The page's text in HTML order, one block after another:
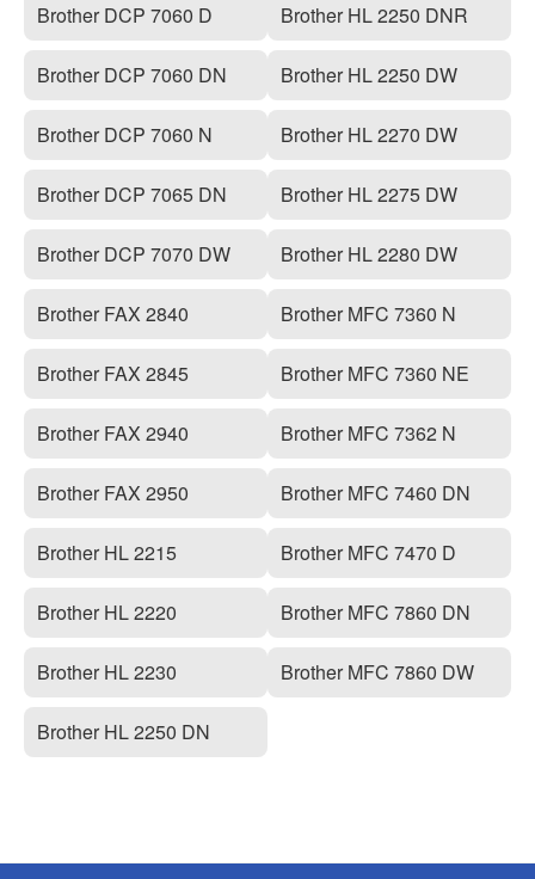
Brother DCP 7060 D
Brother DCP 7060 DN
Brother DCP 7060 N
Brother DCP 7065 DN
Brother DCP 7070 DW
Brother FAX 2840
Brother FAX 2845
Brother FAX 2940
Brother FAX 2950
Brother HL 2215
Brother HL 2220
Brother HL 2230
Brother HL 2250 DN
Brother HL 2250 DNR
Brother HL 2250 DW
Brother HL 2270 DW
Brother HL 2275 DW
Brother HL 2280 DW
Brother MFC 7360 N
Brother MFC 7360 NE
Brother MFC 7362 N
Brother MFC 7460 DN
Brother MFC 7470 D
Brother MFC 7860 DN
Brother MFC 7860 DW